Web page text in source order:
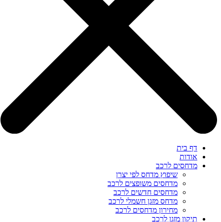
דף בית
אודות
מדחסים לרכב
שיפוץ מדחס לפי יצרן
מדחסים משופצים לרכב
מדחסים חדשים לרכב
מדחס מזגן חשמלי לרכב
מחירון מדחסים לרכב
תיקון מזגן לרכב